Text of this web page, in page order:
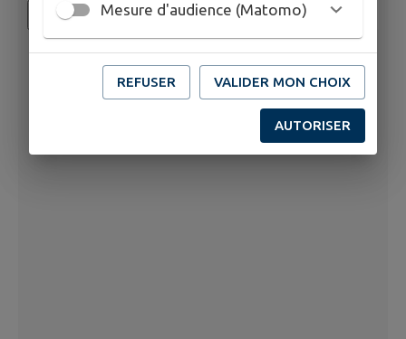
Mesure d'audience (Matomo)
REFUSER VALIDER MON CHOIX
AUTORISER